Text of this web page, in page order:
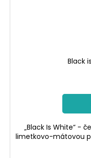
Black
„Black Is White“ -
limetkovo-mátovou